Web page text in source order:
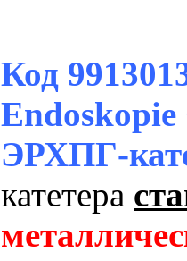
Код
ЭРХПГ-
катетера